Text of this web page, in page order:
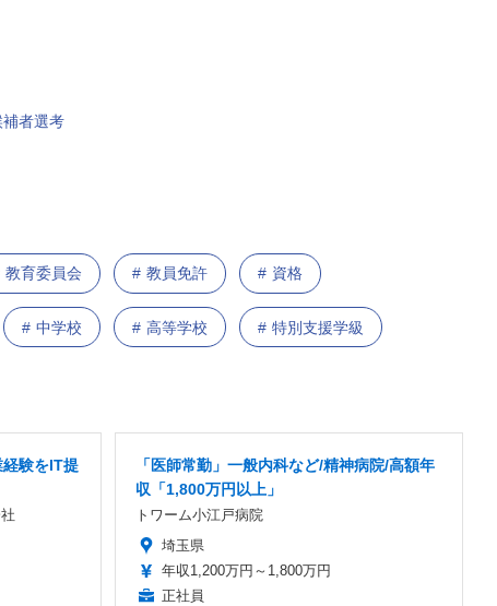
者選考
教育委員会 教員免許 資格
中学校 高等学校 特別支援学級
験をIT提
「医師常勤」一般内科など/精神病院/高額年
収「1,800万円以上」
トワーム小江戸病院
埼玉県
年収1,200万円～1,800万円
正社員